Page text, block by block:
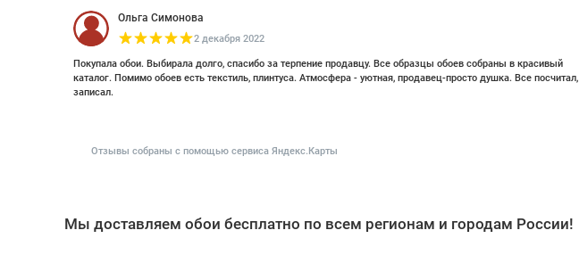
Ольга Симонова
2 декабря 2022
Покупала обои. Выбирала долго, спасибо за терпение продавцу. Все образцы обоев собраны в красивый
каталог. Помимо обоев есть текстиль, плинтуса. Атмосфера - уютная, продавец-просто душка. Все посчитал,
записал.
Отзывы собраны с помощью сервиса Яндекс.Карты
Мы доставляем обои бесплатно по всем регионам и городам России!